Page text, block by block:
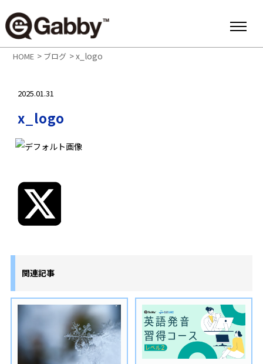
HOME > ブログ >x_logo
2025.01.31
x_logo
関連記事